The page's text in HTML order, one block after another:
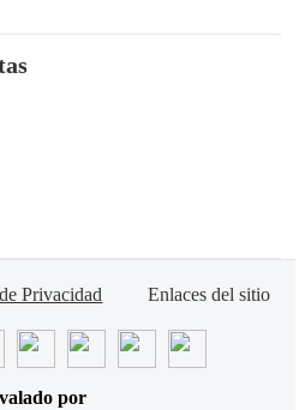
Privacidad Enlaces del sitio
por